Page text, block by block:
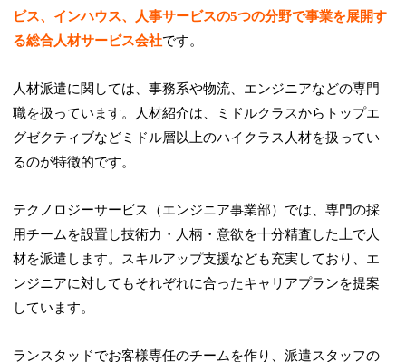
ビス、インハウス、人事サービスの5つの分野で事業を展開す
る総合人材サービス会社です。
人材派遣に関しては、事務系や物流、エンジニアなどの専門
職を扱っています。人材紹介は、ミドルクラスからトップエ
グゼクティブなどミドル層以上のハイクラス人材を扱ってい
るのが特徴的です。
テクノロジーサービス（エンジニア事業部）では、専門の採
用チームを設置し技術力・人柄・意欲を十分精査した上で人
材を派遣します。スキルアップ支援なども充実しており、エ
ンジニアに対してもそれぞれに合ったキャリアプランを提案
しています。
ランスタッドでお客様専任のチームを作り、派遣スタッフの